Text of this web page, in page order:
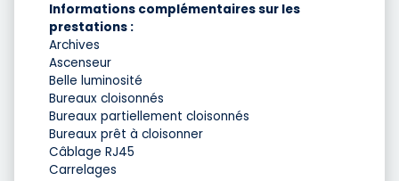
Informations complémentaires sur les
prestations :
Archives
Ascenseur
Belle luminosité
Bureaux cloisonnés
Bureaux partiellement cloisonnés
Bureaux prêt à cloisonner
Câblage RJ45
Carrelages